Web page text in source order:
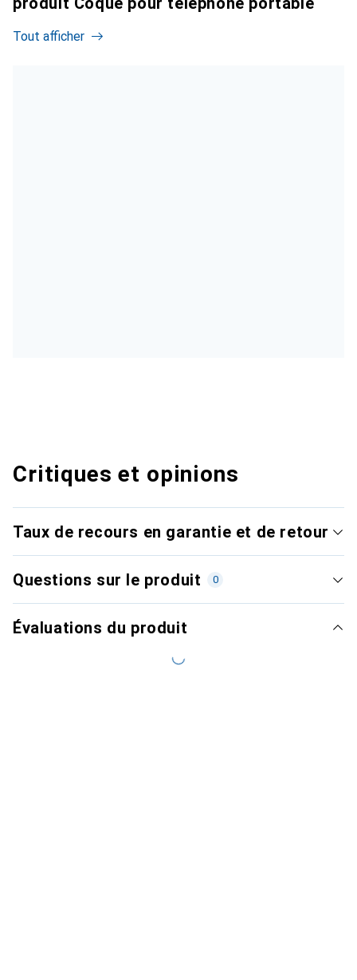
Tout afficher
Critiques et opinions
Taux de recours en garantie et de retour
Questions sur le produit 0
Évaluations du produit